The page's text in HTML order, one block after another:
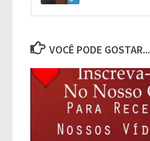
VOCÊ PODE GOSTAR...